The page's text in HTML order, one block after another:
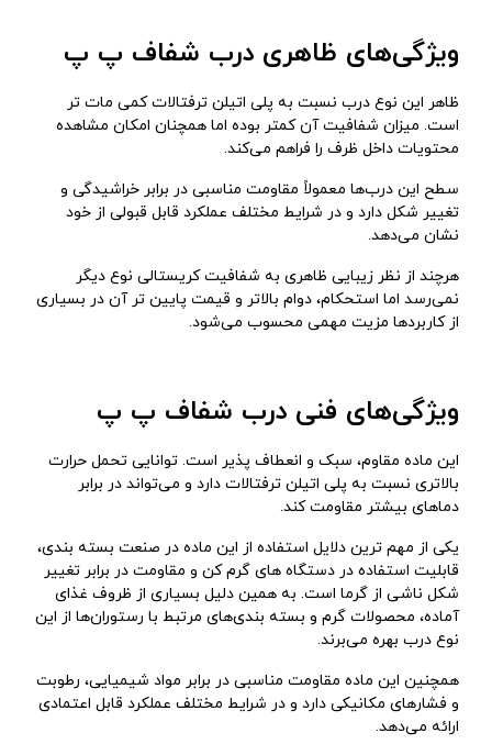
ویژگی‌های ظاهری درب شفاف پ پ
ظاهر این نوع درب نسبت به پلی‌ اتیلن ترفتالات کمی مات ‌تر
است. میزان شفافیت آن کمتر بوده اما همچنان امکان مشاهده
محتویات داخل ظرف را فراهم می‌کند.
سطح این درب‌ها معمولاً مقاومت مناسبی در برابر خراشیدگی و
تغییر شکل دارد و در شرایط مختلف عملکرد قابل قبولی از خود
نشان می‌دهد.
هرچند از نظر زیبایی ظاهری به شفافیت کریستالی نوع دیگر
نمی‌رسد اما استحکام، دوام بالاتر و قیمت پایین تر آن در بسیاری
از کاربردها مزیت مهمی محسوب می‌شود.
ویژگی‌های فنی درب شفاف پ پ
این ماده مقاوم، سبک و انعطاف ‌پذیر است. توانایی تحمل حرارت
بالاتری نسبت به پلی‌ اتیلن ترفتالات دارد و می‌تواند در برابر
دماهای بیشتر مقاومت کند.
یکی از مهم‌ ترین دلایل استفاده از این ماده در صنعت بسته ‌بندی،
قابلیت استفاده در دستگاه‌ های گرم‌ کن و مقاومت در برابر تغییر
شکل ناشی از گرما است. به همین دلیل بسیاری از ظروف غذای
آماده، محصولات گرم و بسته‌ بندی‌های مرتبط با رستوران‌ها از این
نوع درب بهره می‌برند.
همچنین این ماده مقاومت مناسبی در برابر مواد شیمیایی، رطوبت
و فشارهای مکانیکی دارد و در شرایط مختلف عملکرد قابل اعتمادی
ارائه می‌دهد.